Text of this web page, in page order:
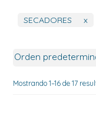
SECADORES x
Mostrando 1–16 de 17